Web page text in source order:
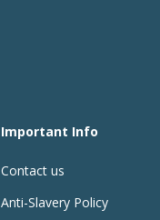
Important Info
Contact us
Anti-Slavery Policy